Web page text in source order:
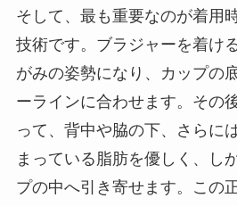
そして、最も重要なのが着用
技術です。ブラジャーを着け
がみの姿勢になり、カップの
ーラインに合わせます。その
って、背中や脇の下、さらに
まっている脂肪を優しく、し
プの中へ引き寄せます。この